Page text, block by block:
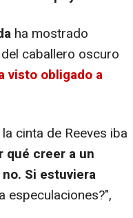
ha mostrado
caballero oscuro
visto obligado a
cinta de Reeves iba
qué creer a un
Si estuviera
especulaciones?",